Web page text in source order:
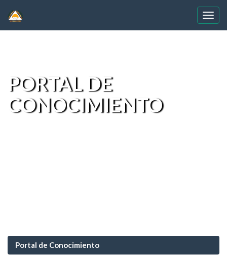
PORTAL DE
CONOCIMIENTO
Portal de Conocimiento